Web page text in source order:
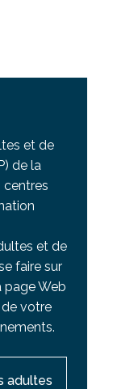
et de
de la
centres
et de
faire sur
page Web
de votre
adultes